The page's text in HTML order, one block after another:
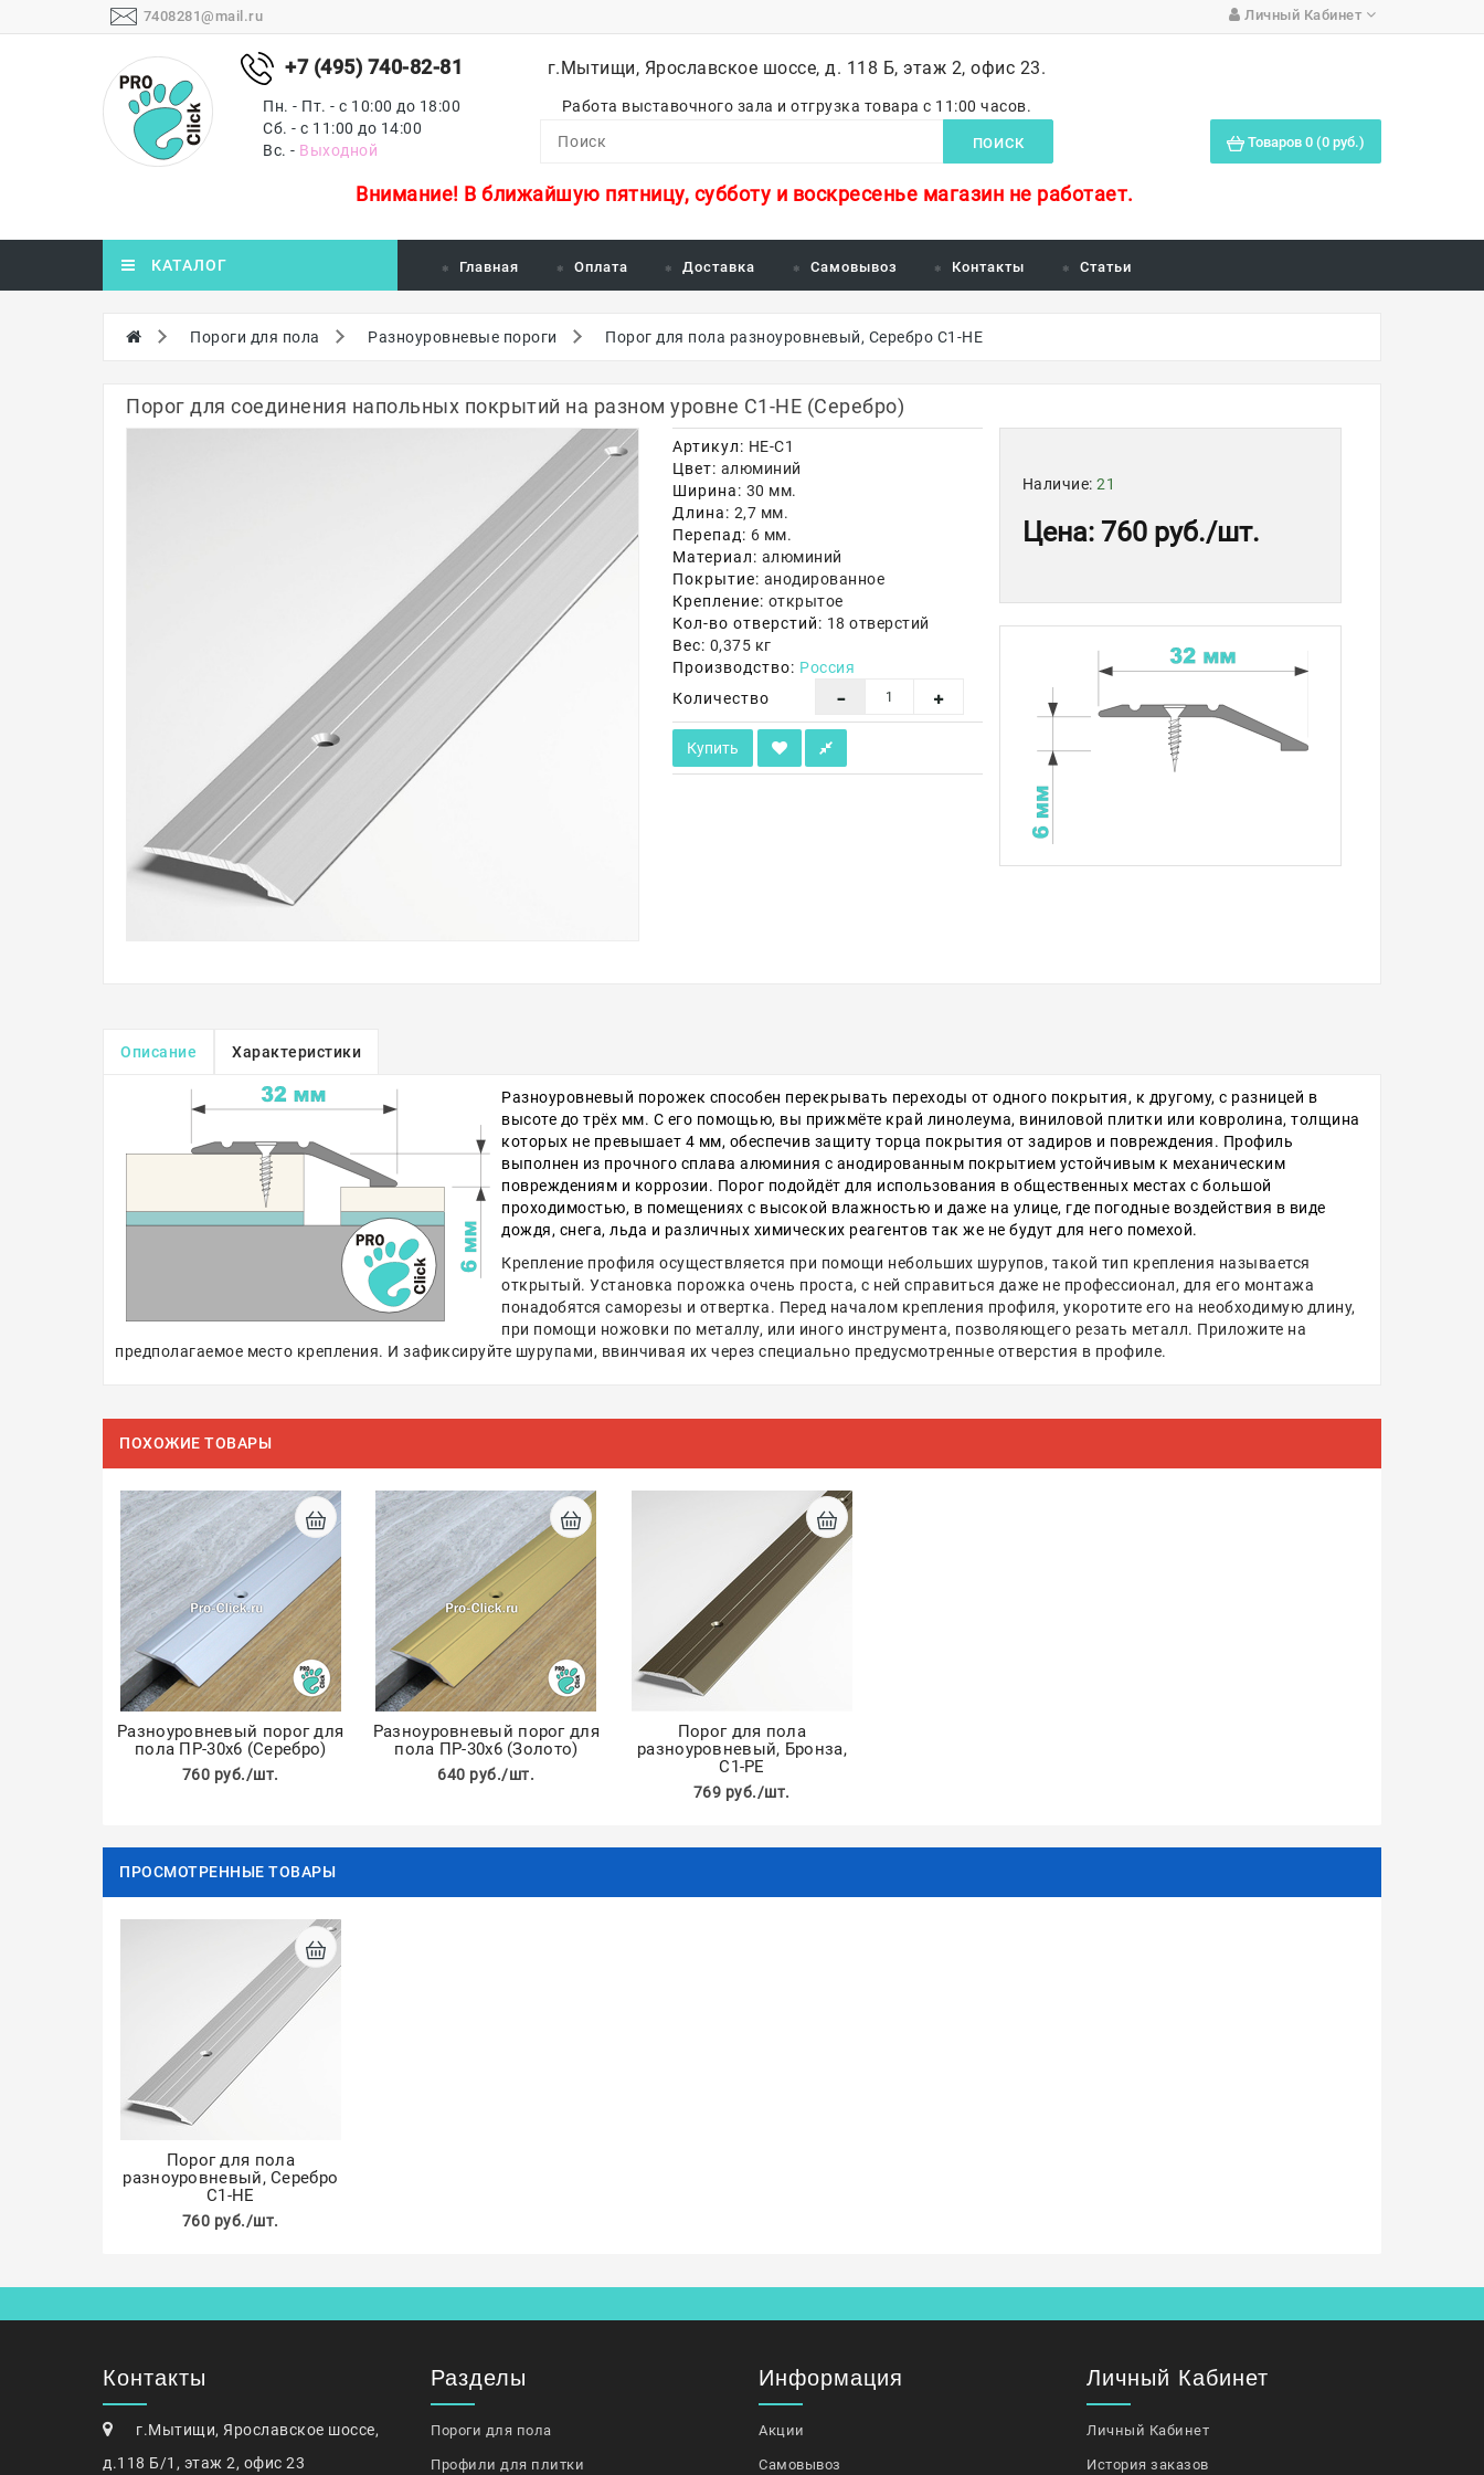
7408281@mail.ru Личный Кабинет
+7 (495) 740-82-81
Пн. - Пт. - с 10:00 до 18:00
Сб. - с 11:00 до 14:00
Вс. - Выходной
г.Мытищи, Ярославское шоссе, д. 118 Б, этаж 2, офис 23.
Работа выставочного зала и отгрузка товара с 11:00 часов.
ПОИСК Товаров 0 (0 руб.)
Внимание! В ближайшую пятницу, субботу и воскресенье магазин не работает.
КАТАЛОГ Главная Оплата Доставка Самовывоз Контакты Статьи
Пороги для пола Разноуровневые пороги Порог для пола разноуровневый, Серебро С1-НЕ
Порог для соединения напольных покрытий на разном уровне С1-НЕ (Серебро)
Артикул: НЕ-С1
Цвет: алюминий
Ширина: 30 мм.
Длина: 2,7 мм.
Перепад: 6 мм.
Материал: алюминий
Покрытие: анодированное
Крепление: открытое
Кол-во отверстий: 18 отверстий
Вес: 0,375 кг
Производство: Россия
Количество
Купить
Наличие: 21
Цена: 760 руб./шт.
Описание Характеристики
Разноуровневый порожек способен перекрывать переходы от одного покрытия, к другому, с разницей в
высоте до трёх мм. С его помощью, вы прижмёте край линолеума, виниловой плитки или ковролина, толщина
которых не превышает 4 мм, обеспечив защиту торца покрытия от задиров и повреждения. Профиль
выполнен из прочного сплава алюминия с анодированным покрытием устойчивым к механическим
повреждениям и коррозии. Порог подойдёт для использования в общественных местах с большой
проходимостью, в помещениях с высокой влажностью и даже на улице, где погодные воздействия в виде
дождя, снега, льда и различных химических реагентов так же не будут для него помехой.
Крепление профиля осуществляется при помощи небольших шурупов, такой тип крепления называется
открытый. Установка порожка очень проста, с ней справиться даже не профессионал, для его монтажа
понадобятся саморезы и отвертка. Перед началом крепления профиля, укоротите его на необходимую длину,
при помощи ножовки по металлу, или иного инструмента, позволяющего резать металл. Приложите на
предполагаемое место крепления. И зафиксируйте шурупами, ввинчивая их через специально предусмотренные отверстия в профиле.
ПОХОЖИЕ ТОВАРЫ
Разноуровневый порог для
пола ПР-30х6 (Серебро)
760 руб./шт.
Разноуровневый порог для
пола ПР-30х6 (Золото)
640 руб./шт.
Порог для пола
разноуровневый, Бронза,
С1-РЕ
769 руб./шт.
ПРОСМОТРЕННЫЕ ТОВАРЫ
Порог для пола
разноуровневый, Серебро
С1-НЕ
760 руб./шт.
Контакты
г.Мытищи, Ярославское шоссе,
д.118 Б/1, этаж 2, офис 23
Разделы
Пороги для пола
Профили для плитки
Информация
Акции
Самовывоз
Личный Кабинет
Личный Кабинет
История заказов